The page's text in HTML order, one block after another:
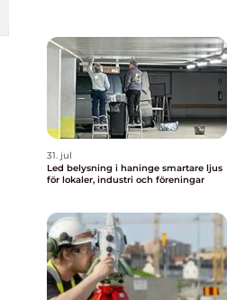
31. jul
Led belysning i haninge smartare ljus
för lokaler, industri och föreningar